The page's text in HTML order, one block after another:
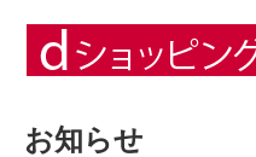
お知らせ